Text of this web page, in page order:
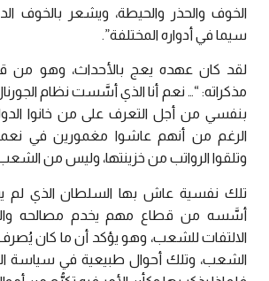
الخوف والحذر والحيطة، ويشعر بالخوف
سيما في أدواره المختلفة”.
لقد كان عهده يعج بالأحداث، وهو
مذكراته: “… نعم أنا الذي أسَّست نظام الجورنال
بنفسي من أجل التعرف على من خانوا
الرغم من أنهم عاشوا مغمورين في نعمة
وتلقوا الرواتب من خزينتها، وليس من
تلك نفسية عاش بها السلطان الذي لم
أسَّسه من قطاع مهم يخدم مصالحه
الالتفات للشعب، وهو يؤكد أن ما كان يُصرف
الشعب، وتلك أحوال طبيعية في سياسة